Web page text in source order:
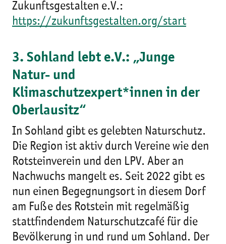
Zukunftsgestalten e.V.:
https://zukunftsgestalten.org/start
3. Sohland lebt e.V.: „Junge
Natur- und
Klimaschutzexpert*innen in der
Oberlausitz“
In Sohland gibt es gelebten Naturschutz.
Die Region ist aktiv durch Vereine wie den
Rotsteinverein und den LPV. Aber an
Nachwuchs mangelt es. Seit 2022 gibt es
nun einen Begegnungsort in diesem Dorf
am Fuße des Rotstein mit regelmäßig
stattfindendem Naturschutzcafé für die
Bevölkerung in und rund um Sohland. Der